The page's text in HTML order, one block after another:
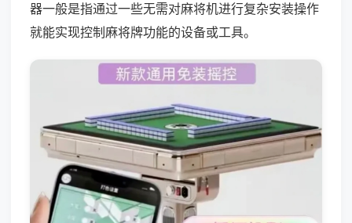
器一般是指通过一些无需对麻将机进行复杂安装操作
就能实现控制麻将牌功能的设备或工具。